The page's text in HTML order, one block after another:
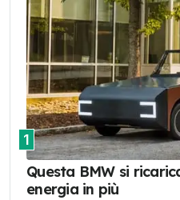
1
Questa BMW si
energia in più